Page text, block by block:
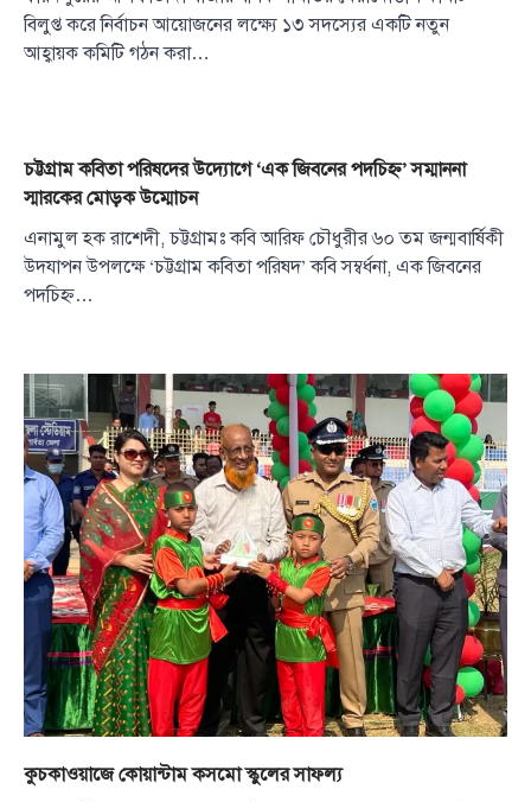
বিলুপ্ত করে নির্বাচন আয়োজনের লক্ষ্যে ১৩ সদস্যের একটি নতুন
আহ্বায়ক কমিটি গঠন করা…
চট্টগ্রাম কবিতা পরিষদের উদ্যোগে ‘এক জিবনের পদচিহ্ন’ সম্মাননা
স্মারকের মোড়ক উম্মোচন
এনামুল হক রাশেদী, চট্টগ্রামঃ কবি আরিফ চৌধুরীর ৬০ তম জন্মবার্ষিকী
উদযাপন উপলক্ষে ‘চট্টগ্রাম কবিতা পরিষদ’ কবি সম্বর্ধনা, এক জিবনের
পদচিহ্ন…
কুচকাওয়াজে কোয়ান্টাম কসমো স্কুলের সাফল্য